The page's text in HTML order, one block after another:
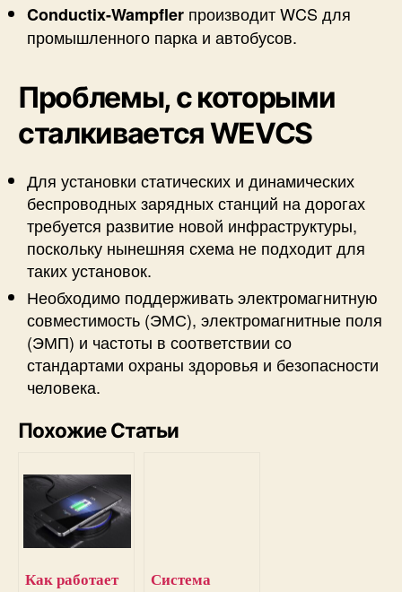
Conductix-Wampfler производит WCS для
промышленного парка и автобусов.
Проблемы, с которыми
сталкивается WEVCS
Для установки статических и динамических
беспроводных зарядных станций на дорогах
требуется развитие новой инфраструктуры,
поскольку нынешняя схема не подходит для
таких установок.
Необходимо поддерживать электромагнитную
совместимость (ЭМС), электромагнитные поля
(ЭМП) и частоты в соответствии со
стандартами охраны здоровья и безопасности
человека.
Похожие Статьи
Как работает
Система